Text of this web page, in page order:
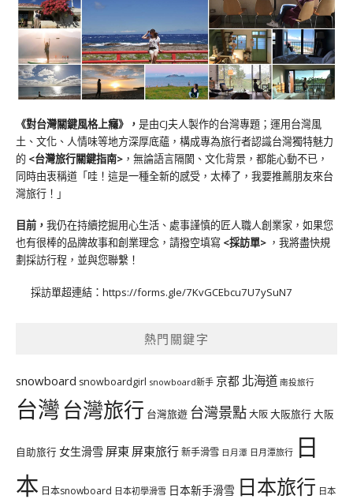
《對台灣關鍵風格上癮》 ， 是由CJ夫人製作的台灣專題；運用台灣風
土、文化、人情味等地方深厚底蘊，構成專為旅行者認識台灣獨特魅力
的 <台灣旅行關鍵指南> ，無論語言隔閡、文化背景，都能心動不已，
同時由衷稱道「哇！這是一種全新的感受，太棒了，我要推薦朋友來台
灣旅行！」
目前， 我仍在持續挖掘用心生活、處事謹慎的匠人職人創業家，如果您
也有很棒的品牌故事和創業理念，請撥空填寫 <採訪單> ，我將盡快規
劃採訪行程，並與您聯繫！
採訪單超連結： https://forms.gle/7KvGCEbcu7U7ySuN7
熱門關鍵字
snowboard snowboardgirl snowboard新手 京都 北海道 南投旅行
台灣台灣旅行 台灣旅遊 台灣景點大阪大阪旅行大阪
自助旅行 女生滑雪 屏東 屏東旅行新手滑雪 日月潭 日月潭旅行 日
本 日本snowboard 日本初學滑雪 日本新手滑雪 日本旅行 日本